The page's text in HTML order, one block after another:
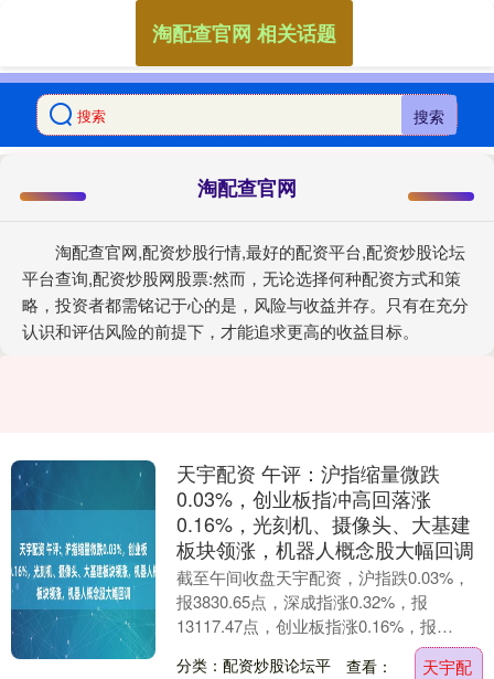
搜索
淘配查官网
淘配查官网,配资炒股行情,最好的配资平台,配资炒股论坛
平台查询,配资炒股网股票:然而，无论选择何种配资方式和策
略，投资者都需铭记于心的是，风险与收益并存。只有在充分
认识和评估风险的前提下，才能追求更高的收益目标。
淘配查官网 相关话题
天宇配资 午评：沪指缩量微跌
0.03%，创业板指冲高回落涨
0.16%，光刻机、摄像头、大基建
板块领涨，机器人概念股大幅回调
截至午间收盘天宇配资，沪指跌0.03%，
报3830.65点，深成指涨0.32%，报
13117.47点，创业板指涨0.16%，报
分类：配资炒股论坛平
查看：
天宇配